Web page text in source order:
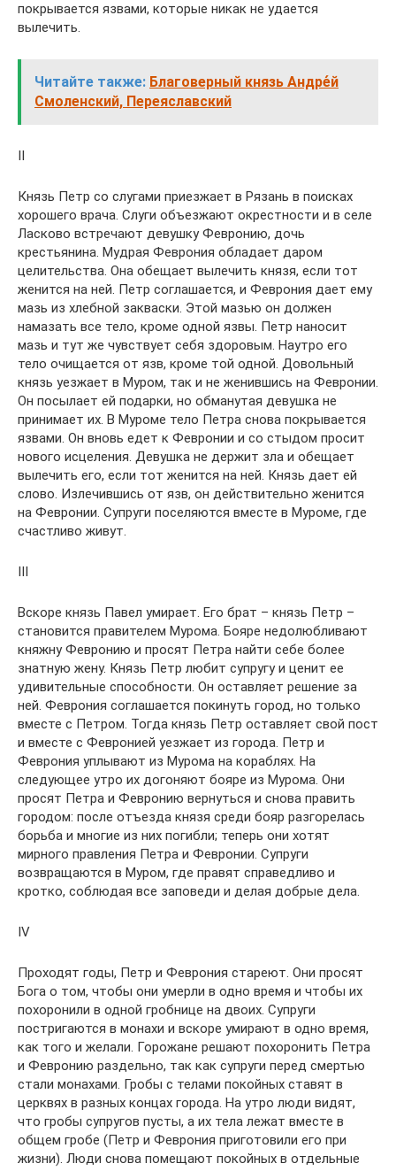
покрывается язвами, которые никак не удается
вылечить.
Читайте также: Благоверный князь Андре́й
Смоленский, Переяславский
II
Князь Петр со слугами приезжает в Рязань в поисках
хорошего врача. Слуги объезжают окрестности и в селе
Ласково встречают девушку Февронию, дочь
крестьянина. Мудрая Феврония обладает даром
целительства. Она обещает вылечить князя, если тот
женится на ней. Петр соглашается, и Феврония дает ему
мазь из хлебной закваски. Этой мазью он должен
намазать все тело, кроме одной язвы. Петр наносит
мазь и тут же чувствует себя здоровым. Наутро его
тело очищается от язв, кроме той одной. Довольный
князь уезжает в Муром, так и не женившись на Февронии.
Он посылает ей подарки, но обманутая девушка не
принимает их. В Муроме тело Петра снова покрывается
язвами. Он вновь едет к Февронии и со стыдом просит
нового исцеления. Девушка не держит зла и обещает
вылечить его, если тот женится на ней. Князь дает ей
слово. Излечившись от язв, он действительно женится
на Февронии. Супруги поселяются вместе в Муроме, где
счастливо живут.
III
Вскоре князь Павел умирает. Его брат – князь Петр –
становится правителем Мурома. Бояре недолюбливают
княжну Февронию и просят Петра найти себе более
знатную жену. Князь Петр любит супругу и ценит ее
удивительные способности. Он оставляет решение за
ней. Феврония соглашается покинуть город, но только
вместе с Петром. Тогда князь Петр оставляет свой пост
и вместе с Февронией уезжает из города. Петр и
Феврония уплывают из Мурома на кораблях. На
следующее утро их догоняют бояре из Мурома. Они
просят Петра и Февронию вернуться и снова править
городом: после отъезда князя среди бояр разгорелась
борьба и многие из них погибли; теперь они хотят
мирного правления Петра и Февронии. Супруги
возвращаются в Муром, где правят справедливо и
кротко, соблюдая все заповеди и делая добрые дела.
IV
Проходят годы, Петр и Феврония стареют. Они просят
Бога о том, чтобы они умерли в одно время и чтобы их
похоронили в одной гробнице на двоих. Супруги
постригаются в монахи и вскоре умирают в одно время,
как того и желали. Горожане решают похоронить Петра
и Февронию раздельно, так как супруги перед смертью
стали монахами. Гробы с телами покойных ставят в
церквях в разных концах города. На утро люди видят,
что гробы супругов пусты, а их тела лежат вместе в
общем гробе (Петр и Феврония приготовили его при
жизни). Люди снова помещают покойных в отдельные